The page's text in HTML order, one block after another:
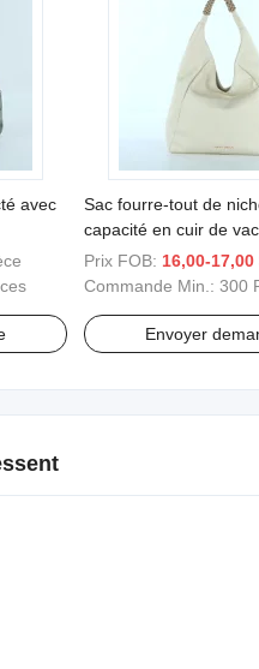
avec
Sac fourre-tout de
capacité en cuir de
pour femmes, sac de
à épaule unique, sac
Prix FOB: 16,00-17,00
Commande Min.:300
Envoyer